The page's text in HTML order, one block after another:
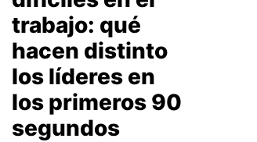
trabajo: qué
hacen distinto
los líderes en
los primeros 90
segundos